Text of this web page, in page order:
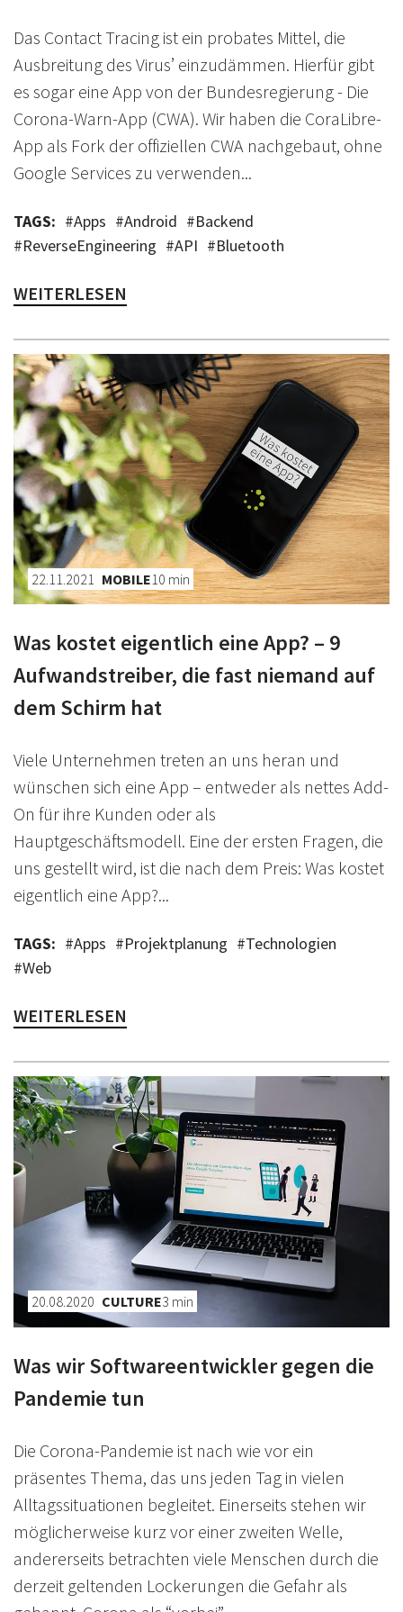
Das Contact Tracing ist ein probates Mittel, die
Ausbreitung des Virus’ einzudämmen. Hierfür gibt
es sogar eine App von der Bundesregierung - Die
Corona-Warn-App (CWA). Wir haben die CoraLibre-
App als Fork der offiziellen CWA nachgebaut, ohne
Google Services zu verwenden...
TAGS: #Apps #Android #Backend
#ReverseEngineering #API #Bluetooth
WEITERLESEN
22.11.2021 MOBILE10 min
Was kostet eigentlich eine App? – 9
Aufwandstreiber, die fast niemand auf
dem Schirm hat
Viele Unternehmen treten an uns heran und
wünschen sich eine App – entweder als nettes Add-
On für ihre Kunden oder als
Hauptgeschäftsmodell. Eine der ersten Fragen, die
uns gestellt wird, ist die nach dem Preis: Was kostet
eigentlich eine App?...
TAGS: #Apps #Projektplanung #Technologien
#Web
WEITERLESEN
20.08.2020 CULTURE3 min
Was wir Softwareentwickler gegen die
Pandemie tun
Die Corona-Pandemie ist nach wie vor ein
präsentes Thema, das uns jeden Tag in vielen
Alltagssituationen begleitet. Einerseits stehen wir
möglicherweise kurz vor einer zweiten Welle,
andererseits betrachten viele Menschen durch die
derzeit geltenden Lockerungen die Gefahr als